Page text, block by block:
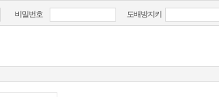
비밀번호 도배방지키